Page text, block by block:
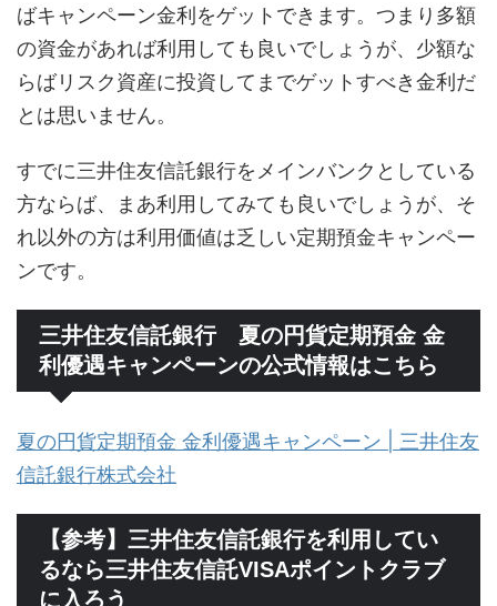
ばキャンペーン金利をゲットできます。つまり多額
の資金があれば利用しても良いでしょうが、少額な
らばリスク資産に投資してまでゲットすべき金利だ
とは思いません。
すでに三井住友信託銀行をメインバンクとしている
方ならば、まあ利用してみても良いでしょうが、そ
れ以外の方は利用価値は乏しい定期預金キャンペー
ンです。
三井住友信託銀行 夏の円貨定期預金 金
利優遇キャンペーンの公式情報はこちら
夏の円貨定期預金 金利優遇キャンペーン | 三井住友
信託銀行株式会社
【参考】三井住友信託銀行を利用してい
るなら三井住友信託VISAポイントクラブ
に入ろう